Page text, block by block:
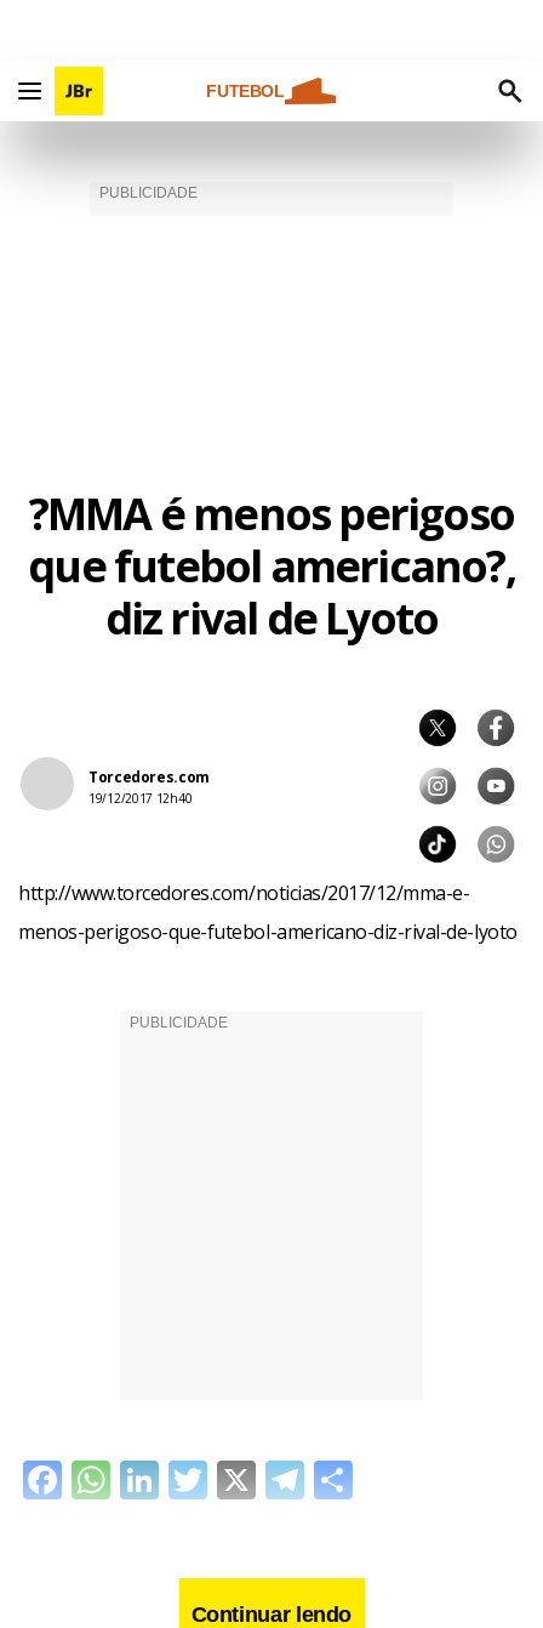
FUTEBOL
?MMA é menos perigoso
que futebol americano?,
diz rival de Lyoto
Torcedores.com
19/12/2017 12h40
http://www.torcedores.com/noticias/2017/12/mma-e-
menos-perigoso-que-futebol-americano-diz-rival-de-lyoto
Facebook
WhatsApp
LinkedIn
Twitter
X Telegram
Continuar lendo